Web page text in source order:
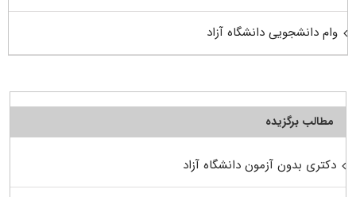
وام دانشجویی دانشگاه آزاد
مطالب برگزیده
دکتری بدون آزمون دانشگاه آزاد